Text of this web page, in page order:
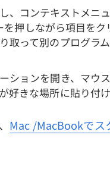
、コンテキストメニ
押しながら項目を
取って別のプログラ
ションを開き、マウ
好きな場所に貼り付け
Mac /MacBookでス